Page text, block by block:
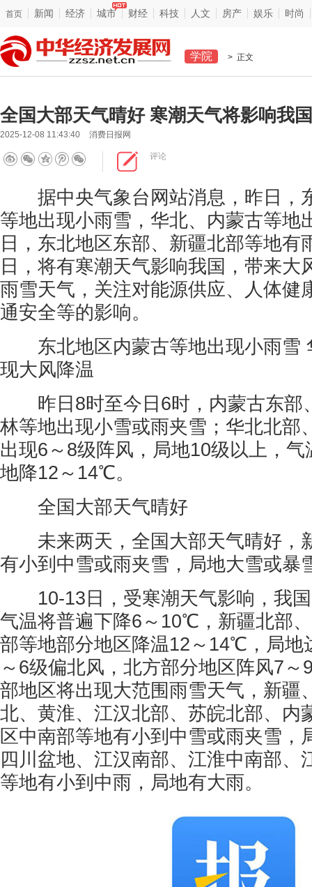
首页 新闻 经济 城市 财经 科技 人文 房产 娱乐 时尚
学院 > 正文
全国大部天气晴好 寒潮天气将影响我国
2025-12-08 11:43:40 消费日报网
评论
据中央气象台网站消息，昨日，
等地出现小雨雪，华北、内蒙古等地
日，东北地区东部、新疆北部等地有
日，将有寒潮天气影响我国，带来大
雨雪天气，关注对能源供应、人体健
通安全等的影响。
东北地区内蒙古等地出现小雨雪
现大风降温
昨日8时至今日6时，内蒙古东部
林等地出现小雪或雨夹雪；华北北部
出现6～8级阵风，局地10级以上，
地降12～14℃。
全国大部天气晴好
未来两天，全国大部天气晴好，
有小到中雪或雨夹雪，局地大雪或暴
10-13日，受寒潮天气影响，我国
气温将普遍下降6～10℃，新疆北部
部等地部分地区降温12～14℃，局
～6级偏北风，北方部分地区阵风7～
部地区将出现大范围雨雪天气，新疆
北、黄淮、江汉北部、苏皖北部、内
区中南部等地有小到中雪或雨夹雪，
四川盆地、江汉南部、江淮中南部、
等地有小到中雨，局地有大雨。